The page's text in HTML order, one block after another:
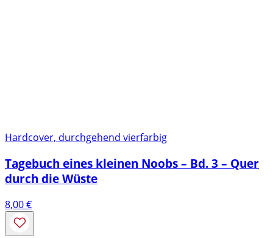
Hardcover, durchgehend vierfarbig
Tagebuch eines kleinen Noobs – Bd. 3 – Quer
durch die Wüste
8,00€